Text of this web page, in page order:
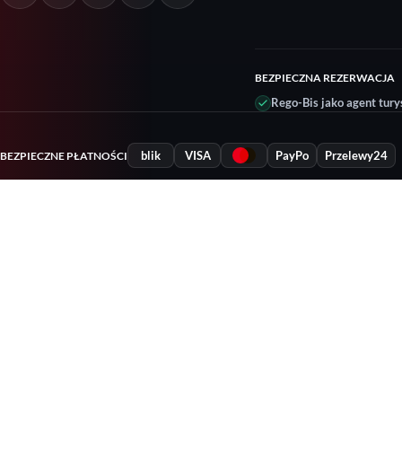
BEZPIECZNA REZERWACJA
Rego-Bis jako agent
BEZPIECZNE PŁATNOŚCI blik VISA PayPo Przelewy24